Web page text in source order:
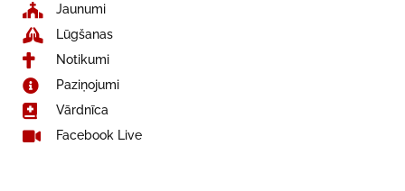
Jaunumi
Lūgšanas
Notikumi
Paziņojumi
Vārdnīca
Facebook Live